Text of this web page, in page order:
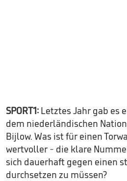
SPORT1: Letztes Jahr gab es
dem niederländischen
Bijlow. Was ist für einen
wertvoller - die klare
sich dauerhaft gegen einen
durchsetzen zu müssen?